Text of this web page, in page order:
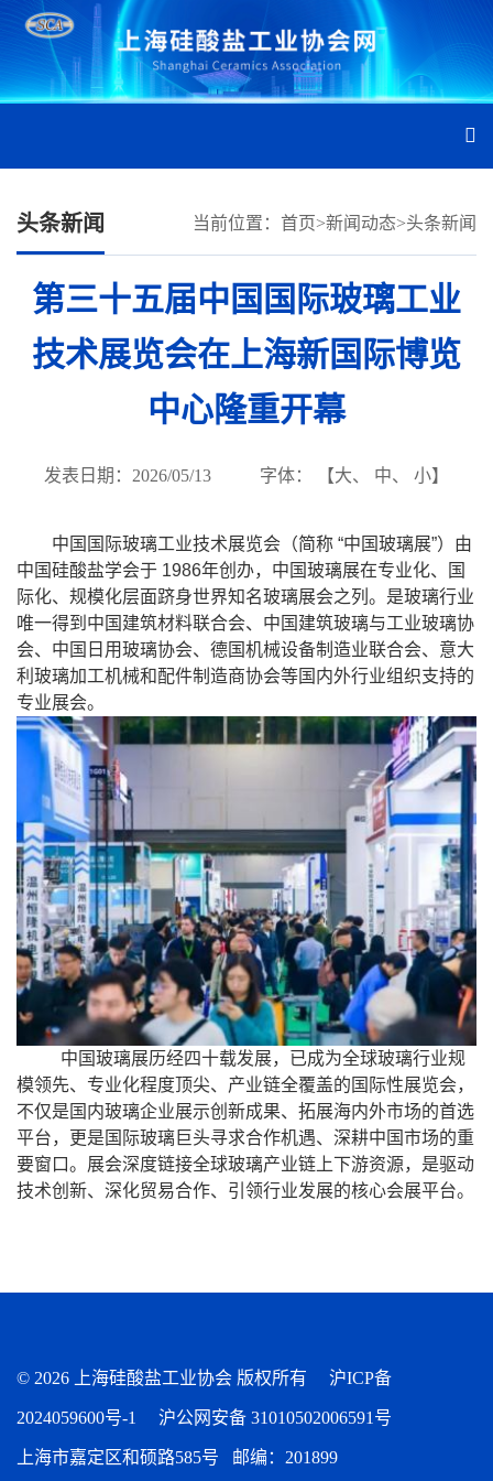
头条新闻 当前位置： 首页>新闻动态>头条新闻
第三十五届中国国际玻璃工业
技术展览会在上海新国际博览
中心隆重开幕
发表日期：2026/05/13 字体： 【大、 中、 小】
中国国际玻璃工业技术展览会（简称 “中国玻璃展”）由
中国硅酸盐学会于 1986年创办，中国玻璃展在专业化、国
际化、规模化层面跻身世界知名玻璃展会之列。是玻璃行业
唯一得到中国建筑材料联合会、中国建筑玻璃与工业玻璃协
会、中国日用玻璃协会、德国机械设备制造业联合会、意大
利玻璃加工机械和配件制造商协会等国内外行业组织支持的
专业展会。
中国玻璃展历经四十载发展，已成为全球玻璃行业规
模领先、专业化程度顶尖、产业链全覆盖的国际性展览会，
不仅是国内玻璃企业展示创新成果、拓展海内外市场的首选
平台，更是国际玻璃巨头寻求合作机遇、深耕中国市场的重
要窗口。展会深度链接全球玻璃产业链上下游资源，是驱动
技术创新、深化贸易合作、引领行业发展的核心会展平台。
© 2026 上海硅酸盐工业协会 版权所有 沪ICP备
2024059600号-1 沪公网安备 31010502006591号
上海市嘉定区和硕路585号 邮编：201899